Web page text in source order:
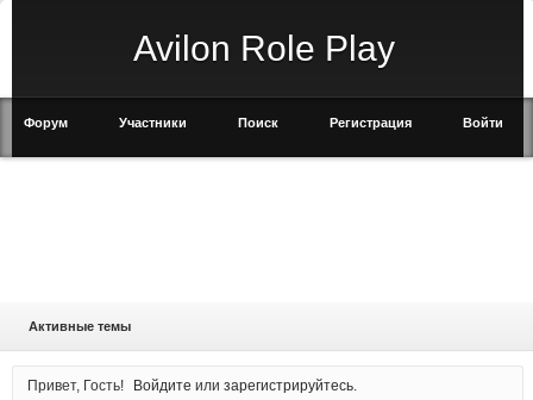
Avilon Role Play
Форум Участники Поиск Регистрация Войти
Активные темы
Привет, Гость! Войдите илизарегистрируйтесь